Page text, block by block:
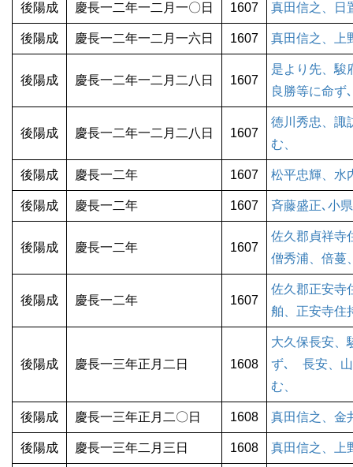
後陽成 慶長一二年一二月一〇日 1607 真田信之、日
後陽成 慶長一二年一二月一六日 1607 真田信之、上
後陽成 慶長一二年一二月二八日 1607
是より先、駿
良勝等に命ず､
後陽成 慶長一二年一二月二八日 1607
徳川秀忠、諏
む、
後陽成 慶長一二年 1607 松平忠輝、水
後陽成 慶長一二年 1607 斉藤盛正､小
後陽成 慶長一二年 1607
佐久郡貞祥寺
僧秀浦、倍蔓
後陽成 慶長一二年 1607
佐久郡正安寺
舶、正安寺住
後陽成 慶長一三年正月二日 1608
大久保長安、
ず､ 長安、山
む、
後陽成 慶長一三年正月二〇日 1608 真田信之、金
後陽成 慶長一三年二月三日 1608 真田信之、上